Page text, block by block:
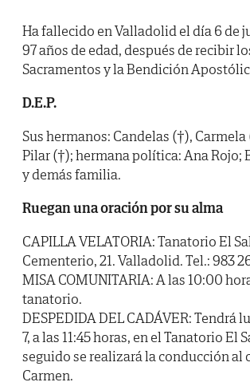
Ha fallecido en Valladolid el día 6 de
97 años de edad, después de recibir
Sacramentos y la Bendición
D.E.P.
Sus hermanos: Candelas (†),
Pilar (†); hermana política: Ana Rojo;
y demás familia.
Ruegan una oración por su alma
CAPILLA VELATORIA: Tanatorio El
Cementerio, 21. Valladolid. Tel.: 983
MISA COMUNITARIA: A las 10:00
tanatorio.
DESPEDIDA DEL CADÁVER: Tendrá
7, a las 11:45 horas, en el Tanatorio El
seguido se realizará la conducción al
Carmen.